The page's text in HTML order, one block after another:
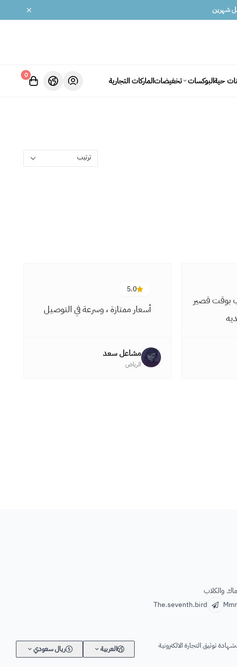
حيةالبوكسات تخفيضاتالماركات التجارية
0
بوقت قصير
5.0
أسعار ممتازة ، وسرعة في التوصيل
مشاعل سعد
الرياض
والكلاب
The.seventh.bird
شهادة توثيق التجارة الالكترونية العربية ريال سعودي